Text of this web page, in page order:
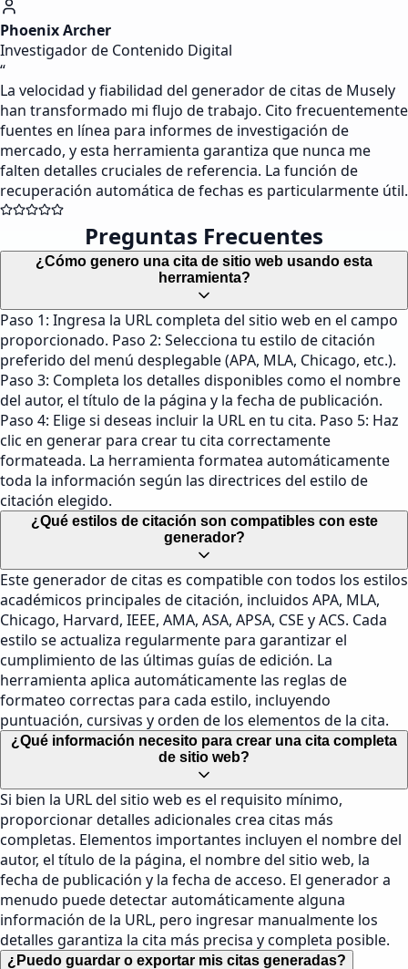
Phoenix Archer
Investigador de Contenido Digital
“
La velocidad y fiabilidad del generador de citas de Musely
han transformado mi flujo de trabajo. Cito frecuentemente
fuentes en línea para informes de investigación de
mercado, y esta herramienta garantiza que nunca me
falten detalles cruciales de referencia. La función de
recuperación automática de fechas es particularmente útil.
Preguntas Frecuentes
¿Cómo genero una cita de sitio web usando esta
herramienta?
Paso 1: Ingresa la URL completa del sitio web en el campo
proporcionado. Paso 2: Selecciona tu estilo de citación
preferido del menú desplegable (APA, MLA, Chicago, etc.).
Paso 3: Completa los detalles disponibles como el nombre
del autor, el título de la página y la fecha de publicación.
Paso 4: Elige si deseas incluir la URL en tu cita. Paso 5: Haz
clic en generar para crear tu cita correctamente
formateada. La herramienta formatea automáticamente
toda la información según las directrices del estilo de
citación elegido.
¿Qué estilos de citación son compatibles con este
generador?
Este generador de citas es compatible con todos los estilos
académicos principales de citación, incluidos APA, MLA,
Chicago, Harvard, IEEE, AMA, ASA, APSA, CSE y ACS. Cada
estilo se actualiza regularmente para garantizar el
cumplimiento de las últimas guías de edición. La
herramienta aplica automáticamente las reglas de
formateo correctas para cada estilo, incluyendo
puntuación, cursivas y orden de los elementos de la cita.
¿Qué información necesito para crear una cita completa
de sitio web?
Si bien la URL del sitio web es el requisito mínimo,
proporcionar detalles adicionales crea citas más
completas. Elementos importantes incluyen el nombre del
autor, el título de la página, el nombre del sitio web, la
fecha de publicación y la fecha de acceso. El generador a
menudo puede detectar automáticamente alguna
información de la URL, pero ingresar manualmente los
detalles garantiza la cita más precisa y completa posible.
¿Puedo guardar o exportar mis citas generadas?